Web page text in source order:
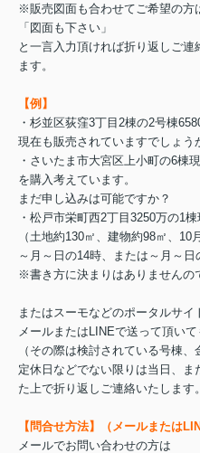
※販売図面も合わせてご希望の方
「図面も下さい」
と一言入力頂ければ折り返しご
ます。
【例】
・杉並区荻窪3丁目2棟の2号棟
現在も販売されていますでしょう
・さいたま市大宮区上小町の6棟
を購入考えています。
まだ申し込みは可能ですか？
・松戸市栄町西2丁目3250万の1
（土地約130㎡、建物約98㎡、10
～月～日の14時、または～月～日
※書き方に決まりはありませんの
またはスーモなどのポータルサイ
メールまたはLINEで送って頂いて
（その際は検討されている号棟、
定休日などでない限りは当日、
た上で折り返しご連絡いたします。
【問合せ方法】（メールまたは
メールでお問い合わせの方は